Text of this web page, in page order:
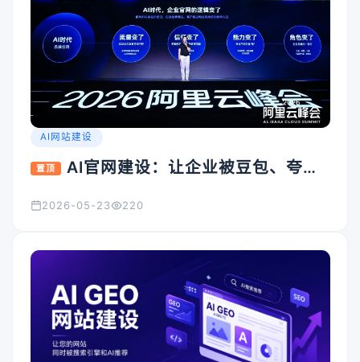
AI网站建设
置顶
AI官网建设：让企业被豆包、夸
2026-05-23 220